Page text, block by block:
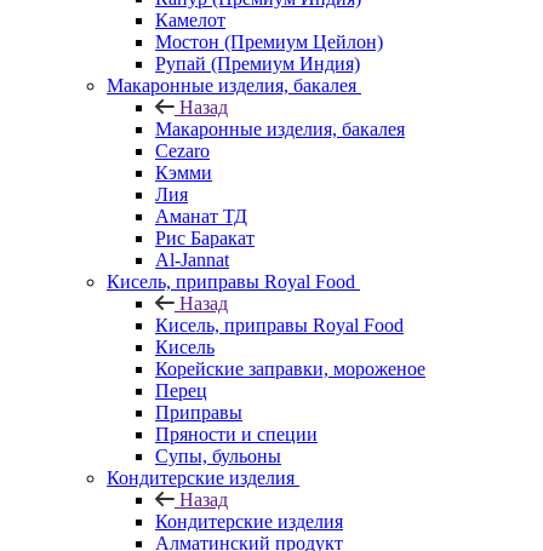
Камелот
Мостон (Премиум Цейлон)
Рупай (Премиум Индия)
Макаронные изделия, бакалея
Назад
Макаронные изделия, бакалея
Cezaro
Кэмми
Лия
Аманат ТД
Рис Баракат
Al-Jannat
Кисель, приправы Royal Food
Назад
Кисель, приправы Royal Food
Кисель
Корейские заправки, мороженое
Перец
Приправы
Пряности и специи
Супы, бульоны
Кондитерские изделия
Назад
Кондитерские изделия
Алматинский продукт